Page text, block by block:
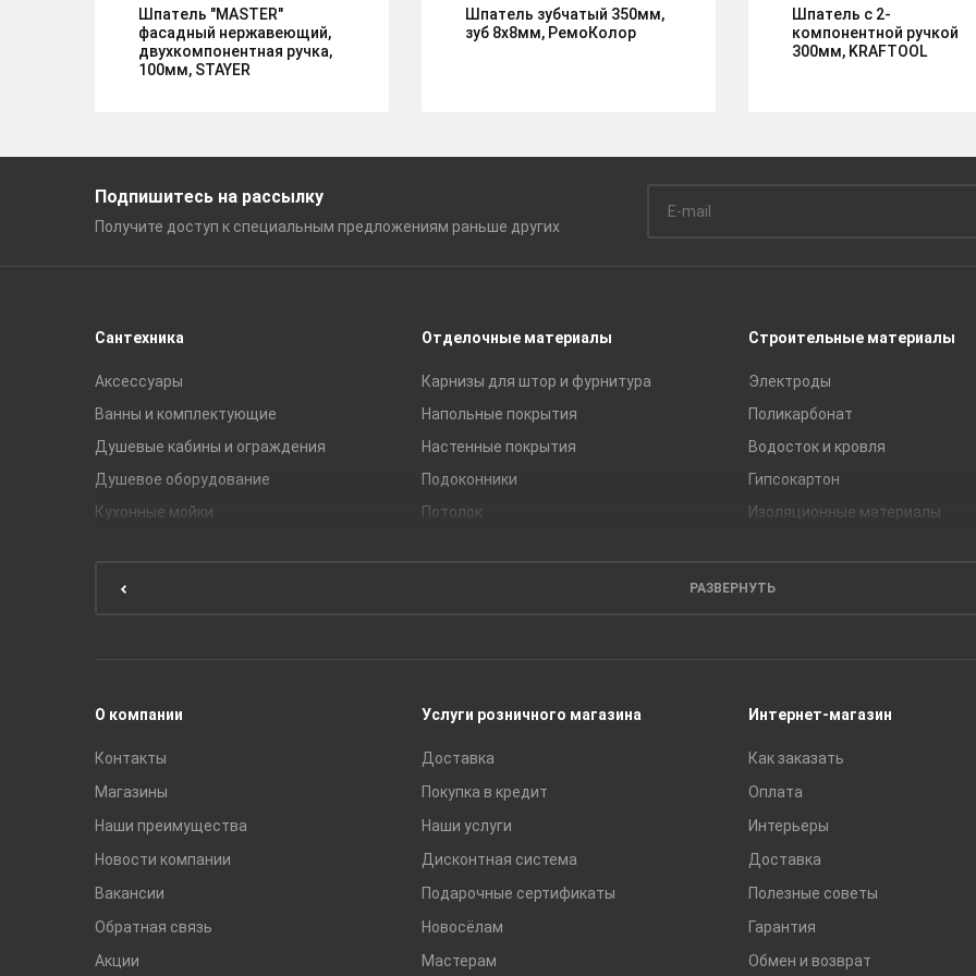
Шпатель "MASTER"
фасадный нержавеющий,
двухкомпонентная ручка,
100мм, STAYER
Шпатель зубчатый 350мм,
зуб 8х8мм, РемоКолор
Шпатель с 2-
компонентной ручкой
300мм, KRAFTOOL
Подпишитесь на рассылку
Получите доступ к специальным предложениям раньше других
Сантехника
Аксессуары
Ванны и комплектующие
Душевые кабины и ограждения
Душевое оборудование
Кухонные мойки
Отделочные материалы
Карнизы для штор и фурнитура
Напольные покрытия
Настенные покрытия
Подоконники
Потолок
Строительные материалы
Электроды
Поликарбонат
Водосток и кровля
Гипсокартон
Изоляционные материалы
Сухие смеси
РАЗВЕРНУТЬ
О компании
Контакты
Магазины
Наши преимущества
Новости компании
Вакансии
Обратная связь
Акции
Услуги розничного магазина
Доставка
Покупка в кредит
Наши услуги
Дисконтная система
Подарочные сертификаты
Новосёлам
Мастерам
Интернет-магазин
Как заказать
Оплата
Интерьеры
Доставка
Полезные советы
Гарантия
Обмен и возврат